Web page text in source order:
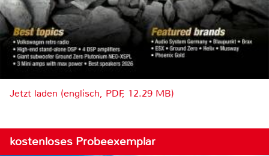
Jetzt laden (englisch, PDF, 12.29 MB)
kostenloses Probeexemplar